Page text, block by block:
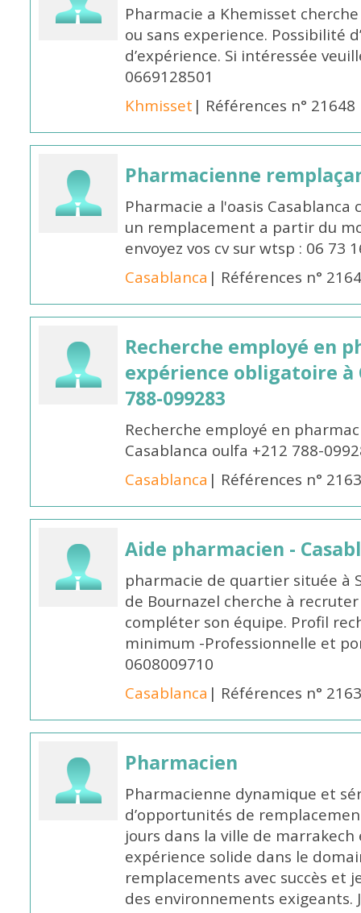
Pharmacie a Khemisset
ou sans experience. Possibilité
d’expérience. Si intéressée
0669128501
Khmisset | Références n° 21648
Pharmacienne
Pharmacie a l'oasis
un remplacement a partir du
envoyez vos cv sur wtsp : 06 73
Casablanca | Références n°
Recherche employé en
expérience obligatoire à
788-099283
Recherche employé en
Casablanca oulfa +212 788-
Casablanca | Références n°
Aide pharmacien -
pharmacie de quartier située à
de Bournazel cherche à
compléter son équipe. Profil
minimum -Professionnelle et
0608009710
Casablanca | Références n°
Pharmacien
Pharmacienne dynamique et
d’opportunités de
jours dans la ville de marrakech
expérience solide dans le
remplacements avec succès et
des environnements exigeants.